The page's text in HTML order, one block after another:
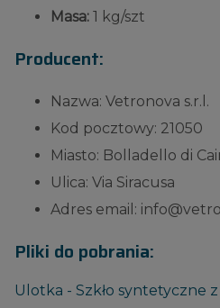
Masa: 1 kg/szt
Producent:
Nazwa: Vetronova s.r.l.
Kod pocztowy: 21050
Miasto: Bolladello di
Ulica: Via Siracusa
Adres email:
Pliki do pobrania:
Ulotka - Szkło syntetyczne